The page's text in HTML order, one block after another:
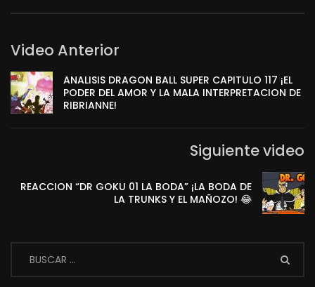
Video Anterior
ANALISIS DRAGON BALL SUPER CAPITULO 117 ¡EL
PODER DEL AMOR Y LA MALA INTERPRETACION DE
RIBRIANNE!
Siguiente video
REACCION “DR GOKU 01 LA BODA” ¡LA BODA DE
LA TRUNKS Y EL MAÑOZO! 😂